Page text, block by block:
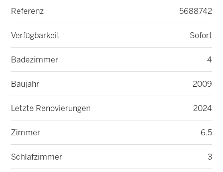
Referenz 5688742
Verfügbarkeit Sofort
Badezimmer 4
Baujahr 2009
Letzte Renovierungen 2024
Zimmer 6.5
Schlafzimmer 3